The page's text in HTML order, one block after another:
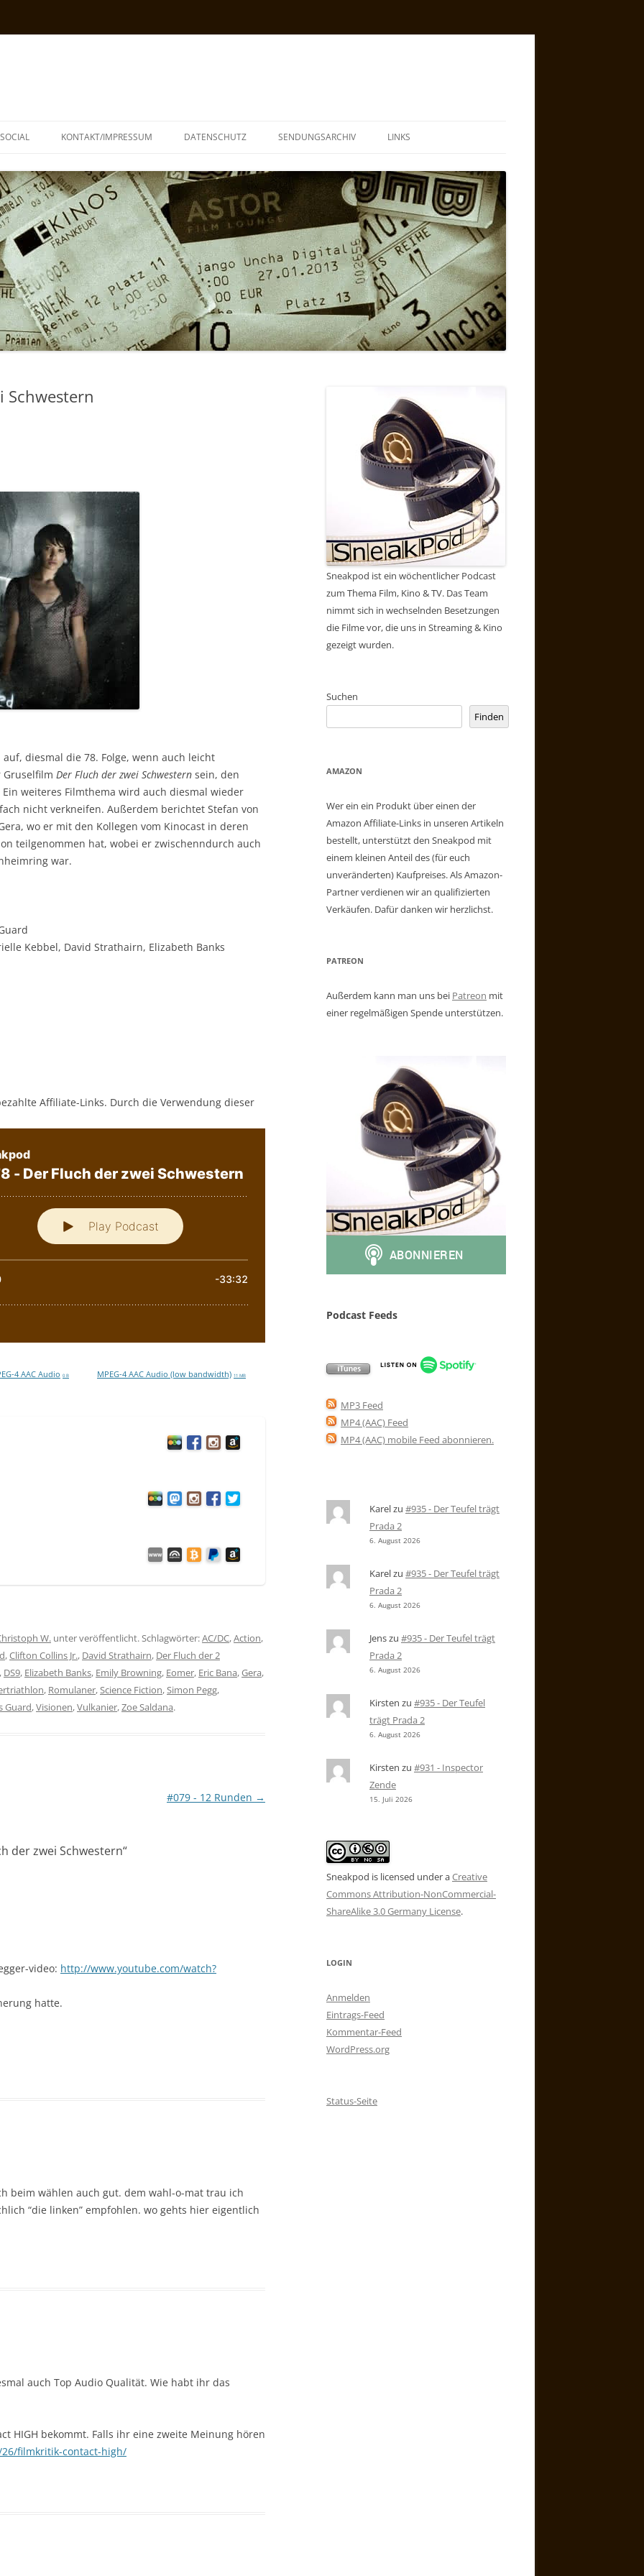
SOCIAL KONTAKT/IMPRESSUM DATENSCHUTZ SENDUNGSARCHIV LINKS
Schwestern
diesmal die 78. Folge, wenn auch leicht
Gruselfilm Der Fluch der zwei Schwestern sein, den
weiteres Filmthema wird auch diesmal wieder
nicht verkneifen. Außerdem berichtet Stefan von
wo er mit den Kollegen vom Kinocast in deren
teilgenommen hat, wobei er zwischenndurch auch
war.
Kebbel, David Strathairn, Elizabeth Banks
Affiliate-Links. Durch die Verwendung dieser
4 AAC Audio 0 B MPEG-4 AAC Audio (low bandwidth) 11 MB
W. unter veröffentlicht. Schlagwörter:AC/DC,Action,
,Clifton Collins Jr., David Strathairn, Der Fluch der 2
, DS9, Elizabeth Banks, Emily Browning, Eomer, Eric Bana,Gera,
, Romulaner,Science Fiction,Simon Pegg,
Guard,Visionen,Vulkanier,Zoe Saldana.
#079 - 12 Runden →
der zwei Schwestern“
video: http://www.youtube.com/watch?
hatte.
beim wählen auch gut. dem wahl-o-mat trau ich
“die linken” empfohlen. wo gehts hier eigentlich
auch Top Audio Qualität. Wie habt ihr das
HIGH bekommt. Falls ihr eine zweite Meinung hören
filmkritik-contact-high/
Sneakpod ist ein wöchentlicher Podcast
zum Thema Film, Kino & TV. Das Team
nimmt sich in wechselnden Besetzungen
die Filme vor, die uns in Streaming & Kino
gezeigt wurden.
Suchen
Finden
AMAZON
Wer ein ein Produkt über einen der
Amazon Affiliate-Links in unseren Artikeln
bestellt, unterstützt den Sneakpod mit
einem kleinen Anteil des (für euch
unveränderten) Kaufpreises. Als Amazon-
Partner verdienen wir an qualifizierten
Verkäufen. Dafür danken wir herzlichst.
PATREON
Außerdem kann man uns bei Patreon mit
einer regelmäßigen Spende unterstützen.
Podcast Feeds
MP3 Feed
MP4 (AAC) Feed
MP4 (AAC) mobile Feed abonnieren.
Karelzu #935 - Der Teufel trägt
Prada 2
6. August 2026
Karelzu #935 - Der Teufel trägt
Prada 2
6. August 2026
Jenszu #935 - Der Teufel trägt
Prada 2
6. August 2026
Kirsten zu #935 - Der Teufel
trägt Prada 2
6. August 2026
Kirsten zu #931 - Inspector
Zende
15. Juli 2026
Sneakpod is licensed under aCreative
Commons Attribution-NonCommercial-
ShareAlike 3.0 Germany License.
LOGIN
Anmelden
Eintrags-Feed
Kommentar-Feed
WordPress.org
Status-Seite